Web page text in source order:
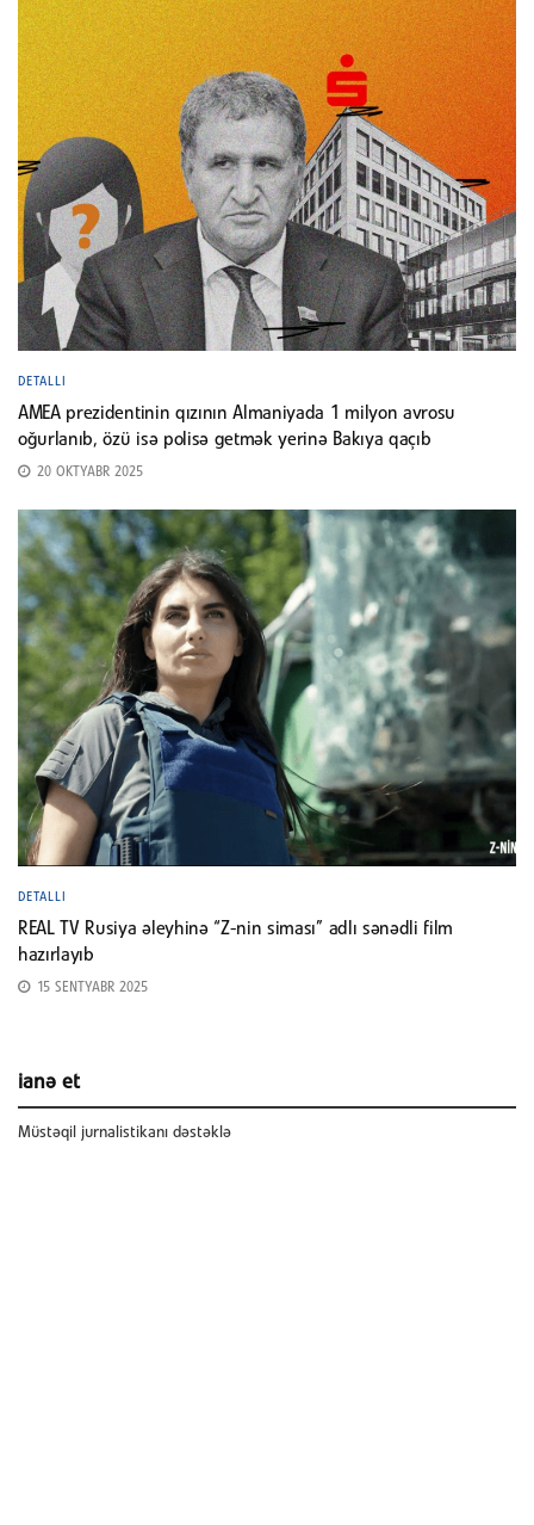
DETALLI
AMEA prezidentinin qızının Almaniyada 1 milyon avrosu
oğurlanıb, özü isə polisə getmək yerinə Bakıya qaçıb
20 OKTYABR 2025
DETALLI
REAL TV Rusiya əleyhinə “Z-nin siması” adlı sənədli film
hazırlayıb
15 SENTYABR 2025
ianə et
Müstəqil jurnalistikanı dəstəklə